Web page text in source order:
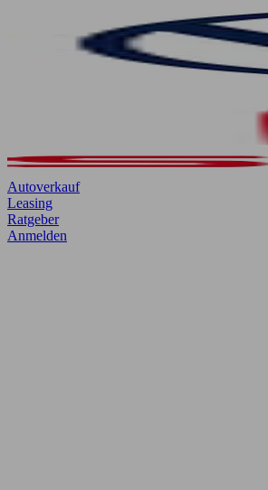
Autoverkauf
Leasing
Ratgeber
Anmelden